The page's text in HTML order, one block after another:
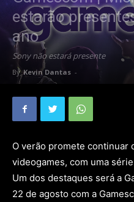
estarão
ano
Sony não estará presente
By Kevin Dantas -
O verão promete continuar
videogames, com uma
Um dos destaques será a
22 de agosto com a